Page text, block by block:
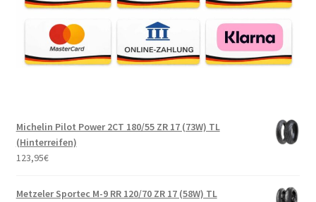
Michelin Pilot Power 2CT 180/55 ZR 17 (73W) TL
(Hinterreifen)
123,95€
Metzeler Sportec M-9 RR 120/70 ZR 17 (58W) TL